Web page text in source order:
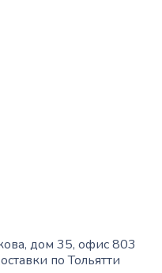
дом 35, офис 803
по Тольятти